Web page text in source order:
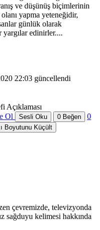
ve düşünüş biçimlerinin
yapma yeteneğidir,
günlük olarak
yargılar edinirler....
22:03 güncellendi
Ol Sesli Oku 0 Beğen
0
Boyutunu Küçült
çevremizde, televizyonda
sağduyu kelimesi hakkında